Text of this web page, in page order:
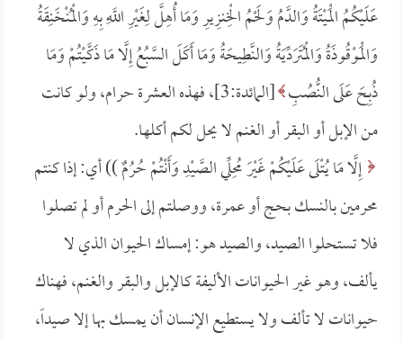
عَلَيْكُمُ الْمَيْتَةُ وَالدَّمُ وَلَحْمُ الْخِنزِيرِ وَمَا أُهِلَّ لِغَيْرِ اللَّهِ بِهِ وَالْمُنْخَنِقَةُ
وَالْمَوْقُوذَةُ وَالْمُتَرَدِّيَةُ وَالنَّطِيحَةُ وَمَا أَكَلَ السَّبُعُ إِلَّا مَا ذَكَّيْتُمْ وَمَا
ذُبِحَ عَلَى النُّصُبِ
[المائدة:3]، فهذه العشرة حرام، ولو كانت
من الإبل أو البقر أو الغنم لا يحل لكم أكلها.
إِلَّا مَا يُتْلَى عَلَيْكُمْ غَيْرَ مُحِلِّي الصَّيْدِ وَأَنْتُمْ حُرُمٌ )) أي: إذا كنتم
محرمين بالنسك بحج أو عمرة، ووصلتم إلى الحرم أو لم تصلوا
فلا تستحلوا الصيد، والصيد هو: إمساك الحيوان الذي لا
يألف، وهو غير الحيوانات الأليفة كالإبل والبقر والغنم، فهناك
حيوانات لا تألف ولا يستطيع الإنسان أن يمسك بها إلا صيداً،